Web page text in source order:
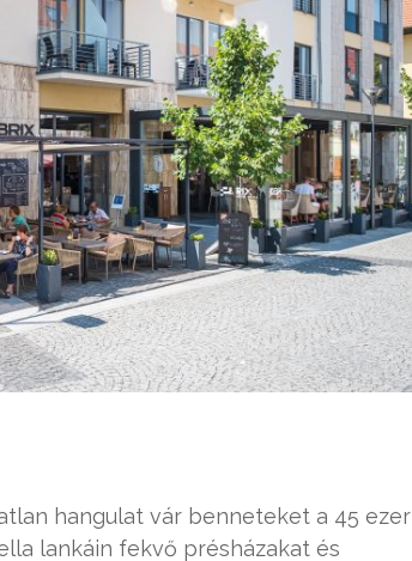
hangulat vár benneteket a 45 ezer
lankáin fekvő présházakat és